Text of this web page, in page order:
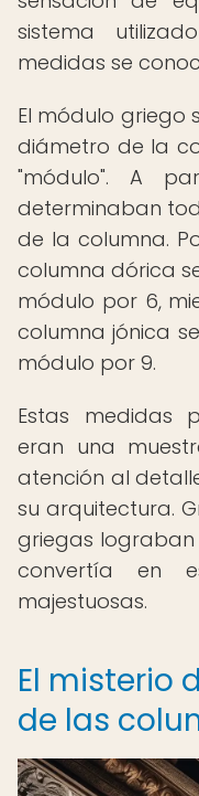
sistema
medidas se
El módulo griego
diámetro de la
"módulo". A
determinaban
de la columna.
columna dórica
módulo por 6,
columna jónica
módulo por 9.
Estas medidas
eran una
atención al
su arquitectura.
griegas
convertía en
majestuosas.
El misterio
de las